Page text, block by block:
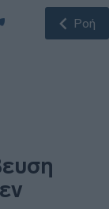
Ροή